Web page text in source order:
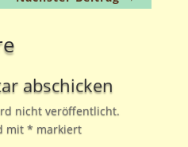
abschicken
nicht veröffentlicht.
mit * markiert